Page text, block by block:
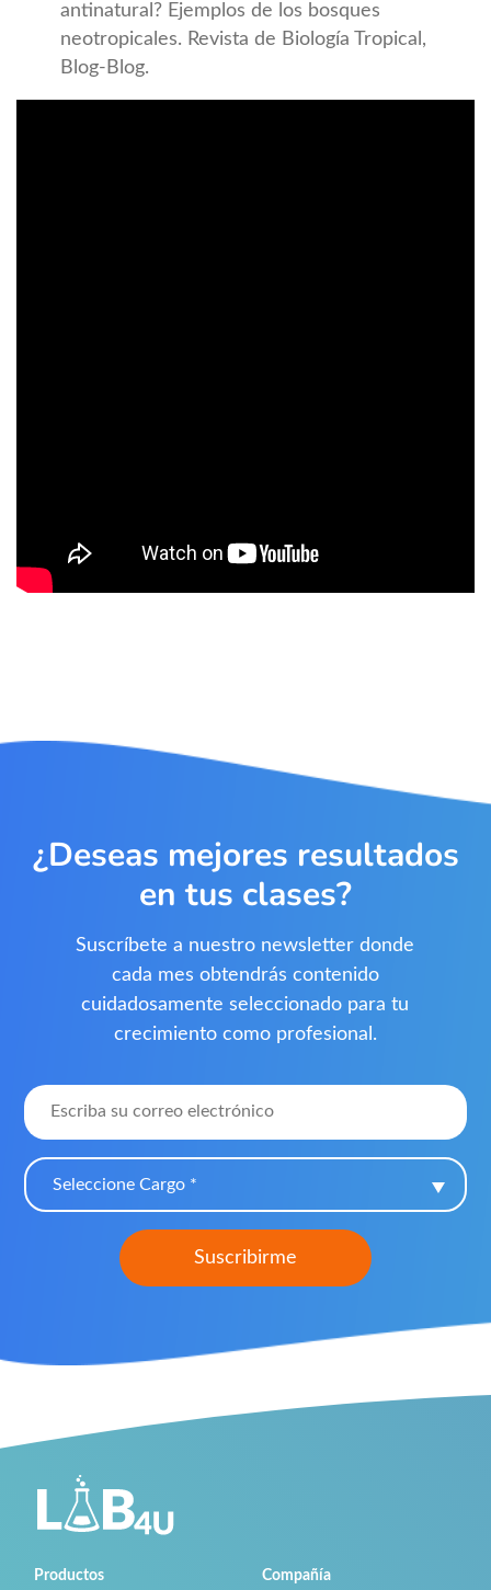
antinatural? Ejemplos de los bosques
neotropicales. Revista de Biología Tropical,
Blog-Blog.
¿Deseas mejores resultados
en tus clases?
Suscríbete a nuestro newsletter donde
cada mes obtendrás contenido
cuidadosamente seleccionado para tu
crecimiento como profesional.
Seleccione Cargo *
Productos Compañía